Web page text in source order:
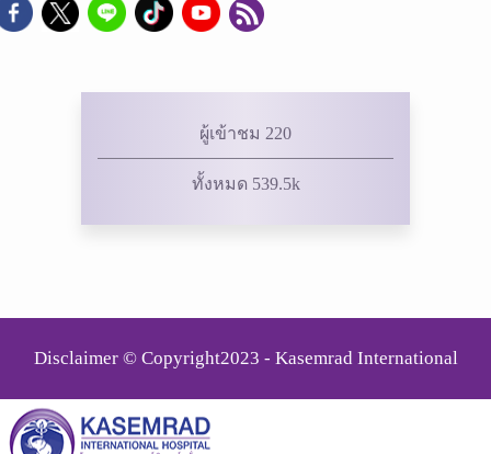
ผู้เข้าชม 220
ทั้งหมด 539.5k
Disclaimer © Copyright2023 - Kasemrad International
Rattanatibeth